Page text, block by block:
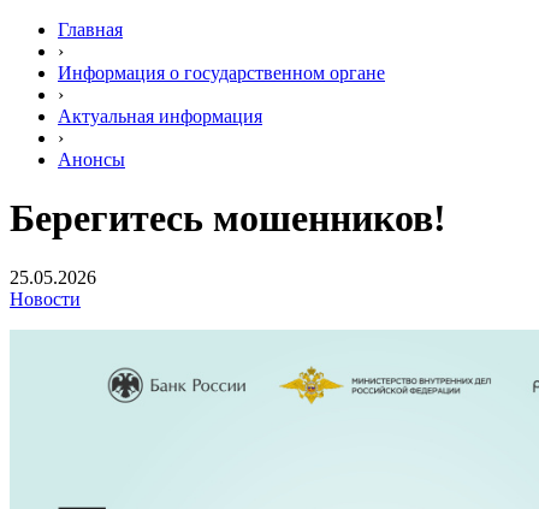
Главная
›
Информация о государственном органе
›
Актуальная информация
›
Анонсы
Берегитесь мошенников!
25.05.2026
Новости